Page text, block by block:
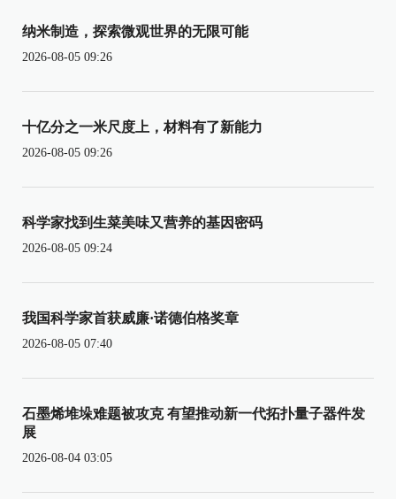
纳米制造，探索微观世界的无限可能
2026-08-05 09:26
十亿分之一米尺度上，材料有了新能力
2026-08-05 09:26
科学家找到生菜美味又营养的基因密码
2026-08-05 09:24
我国科学家首获威廉·诺德伯格奖章
2026-08-05 07:40
石墨烯堆垛难题被攻克 有望推动新一代拓扑量子器件发
展
2026-08-04 03:05